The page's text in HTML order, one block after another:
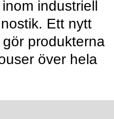
industriell
Ett nytt
produkterna
över hela